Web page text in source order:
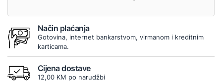
Način plaćanja
Gotovina, internet bankarstvom, virmanom i kreditnim
karticama.
Cijena dostave
12,00 KM po narudžbi